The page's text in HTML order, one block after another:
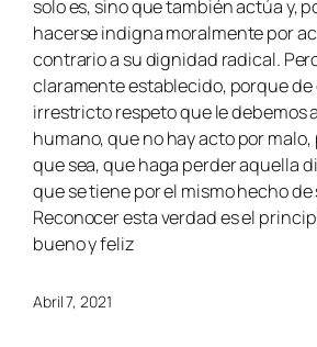
solo es, sino que también actúa y,
hacerse indigna moralmente por
contrario a su dignidad radical.
claramente establecido, porque de
irrestricto respeto que le debemos
humano, que no hay acto por
que sea, que haga perder aquella
que se tiene por el mismo hecho de
Reconocer esta verdad es el
bueno y feliz
Abril 7, 2021